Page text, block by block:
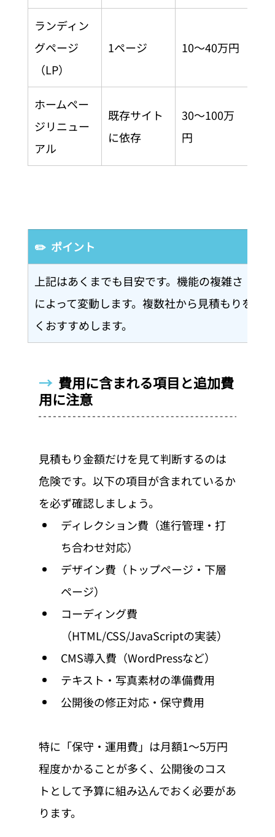
ランディン
グページ
（LP）
1ページ 10〜40万円
ホームペー
ジリニュー
アル
既存サイト
に依存
30〜100万
円
✏️  ポイント
上記はあくまでも目安です。機能の複雑さ・コ
によって変動します。複数社から見積もりを取
くおすすめします。
→ 費用に含まれる項目と追加費
用に注意
見積もり金額だけを見て判断するのは
危険です。以下の項目が含まれているか
を必ず確認しましょう。
ディレクション費（進行管理・打
ち合わせ対応）
デザイン費（トップページ・下層
ページ）
コーディング費
（HTML/CSS/JavaScriptの実装）
CMS導入費（WordPressなど）
テキスト・写真素材の準備費用
公開後の修正対応・保守費用
特に「保守・運用費」は月額1〜5万円
程度かかることが多く、公開後のコス
トとして予算に組み込んでおく必要があ
ります。